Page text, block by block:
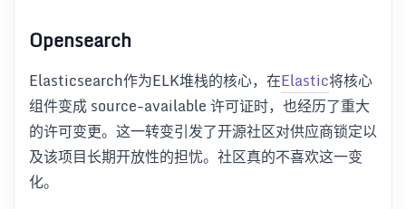
Opensearch
Elasticsearch作为ELK堆栈的核心，在Elastic将核心
组件变成 source-available 许可证时，也经历了重大
的许可变更。这一转变引发了开源社区对供应商锁定以
及该项目长期开放性的担忧。社区真的不喜欢这一变
化。